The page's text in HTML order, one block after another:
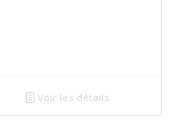
Voir les détails